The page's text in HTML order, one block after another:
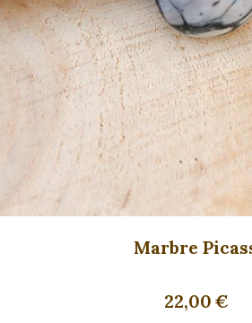
Marbre
22,00 €